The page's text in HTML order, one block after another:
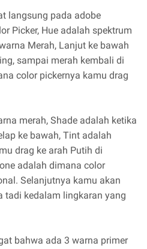
langsung pada adobe
Picker, Hue adalah spektrum
Merah, Lanjut ke bawah
sampai merah kembali di
color pickernya kamu drag
merah, Shade adalah ketika
ke bawah, Tint adalah
drag ke arah Putih di
adalah dimana color
Selanjutnya kamu akan
tadi kedalam lingkaran yang
bahwa ada 3 warna primer